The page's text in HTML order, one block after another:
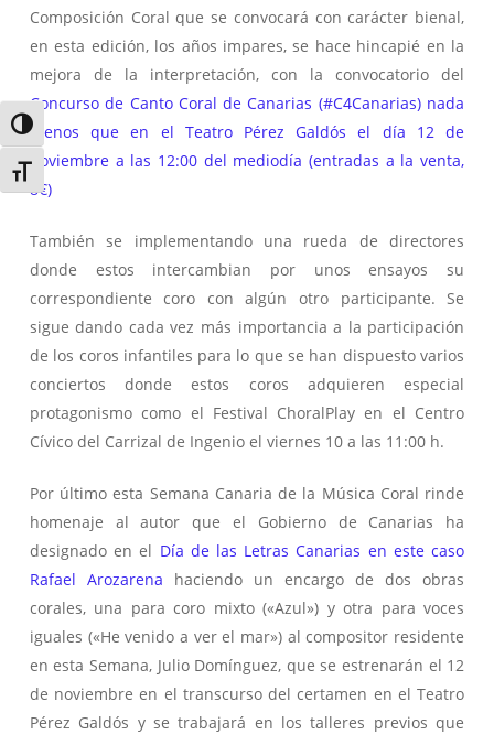
Alternar alto contraste
Alternar tamaño de letra
Composición Coral que se convocará con carácter bienal,
en esta edición, los años impares, se hace hincapié en la
mejora de la interpretación, con la convocatorio del
Concurso de Canto Coral de Canarias (#C4Canarias) nada
menos que en el Teatro Pérez Galdós el día 12 de
noviembre a las 12:00 del mediodía (entradas a la venta,
8€)
También se implementando una rueda de directores
donde estos intercambian por unos ensayos su
correspondiente coro con algún otro participante. Se
sigue dando cada vez más importancia a la participación
de los coros infantiles para lo que se han dispuesto varios
conciertos donde estos coros adquieren especial
protagonismo como el Festival ChoralPlay en el Centro
Cívico del Carrizal de Ingenio el viernes 10 a las 11:00 h.
Por último esta Semana Canaria de la Música Coral rinde
homenaje al autor que el Gobierno de Canarias ha
designado en el Día de las Letras Canarias en este caso
Rafael Arozarena haciendo un encargo de dos obras
corales, una para coro mixto («Azul») y otra para voces
iguales («He venido a ver el mar») al compositor residente
en esta Semana, Julio Domínguez, que se estrenarán el 12
de noviembre en el transcurso del certamen en el Teatro
Pérez Galdós y se trabajará en los talleres previos que